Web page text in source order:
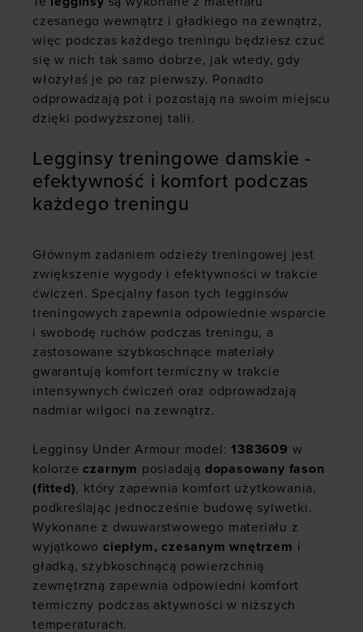
czesanego wewnątrz i gładkiego na zewnątrz,
więc podczas każdego treningu będziesz czuć
się w nich tak samo dobrze, jak wtedy, gdy
włożyłaś je po raz pierwszy. Ponadto
odprowadzają pot i pozostają na swoim miejscu
dzięki podwyższonej talii.
Legginsy treningowe damskie -
efektywność i komfort podczas
każdego treningu
Głównym zadaniem odzieży treningowej jest
zwiększenie wygody i efektywności w trakcie
ćwiczeń. Specjalny fason tych legginsów
treningowych zapewnia odpowiednie wsparcie
i swobodę ruchów podczas treningu, a
zastosowane szybkoschnące materiały
gwarantują komfort termiczny w trakcie
intensywnych ćwiczeń oraz odprowadzają
nadmiar wilgoci na zewnątrz.
Legginsy Under Armour model: 1383609 w
kolorze czarnym posiadają dopasowany fason
(fitted), który zapewnia komfort użytkowania,
podkreślając jednocześnie budowę sylwetki.
Wykonane z dwuwarstwowego materiału z
wyjątkowo ciepłym, czesanym wnętrzem i
gładką, szybkoschnącą powierzchnią
zewnętrzną zapewnia odpowiedni komfort
termiczny podczas aktywności w niższych
temperaturach.